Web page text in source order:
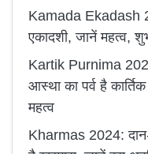
Kamada Ekadash
एकादशी, जानें महत्व,
Kartik Purnima
आस्था का पर्व है
महत्व
Kharmas 2024: